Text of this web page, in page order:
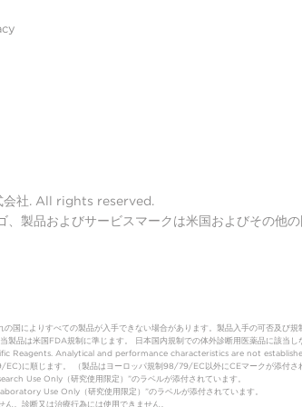
会社. All rights reserved.
品およびサービスマークは米国およびその他
国によりすべての製品が入手できない場合があります。製品入手の可否及び
は米国FDA規制に準じます。 日本国内規制での体外診断用医薬品に該当し
Reagents. Analytical and performance characteristics are not
に順じます。 （製品はヨーロッパ規制98/79/EC以外にCEマークが添付され
Use Only（研究使用限定）”のラベルが添付されています。
Use Only（研究使用限定）”のラベルが添付されています。
。診断又は治療行為には使用できません。